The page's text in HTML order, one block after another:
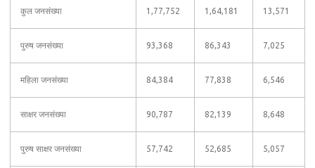
कुल जनसंख्या 1,77,752 1,64,181 13,571
पुरुष जनसंख्या 93,368 86,343 7,025
महिला जनसंख्या 84,384 77,838 6,546
साक्षर जनसंख्या 90,787 82,139 8,648
पुरुष साक्षर जनसंख्या 57,742 52,685 5,057